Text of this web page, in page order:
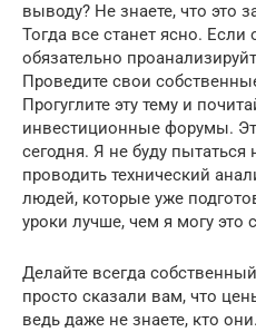
выводу? Не знаете, что это
Тогда все станет ясно. Если
обязательно
Проведите свои
Прогуглите эту тему и
инвестиционные форумы.
сегодня. Я не буду пытаться
проводить технический
людей, которые уже
уроки лучше, чем я могу это
Делайте всегда
просто сказали вам, что
ведь даже не знаете, кто